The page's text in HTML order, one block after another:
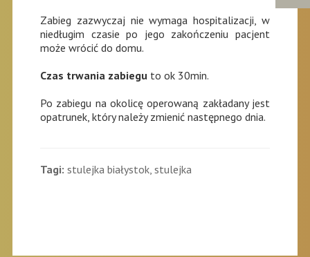
Zabieg zazwyczaj nie wymaga hospitalizacji, w
niedługim czasie po jego zakończeniu pacjent
może wrócić do domu.
Czas trwania zabieguto ok 30min.
Po zabiegu na okolicę operowaną zakładany jest
opatrunek, który należy zmienić następnego dnia.
Tagi: stulejka białystok, stulejka